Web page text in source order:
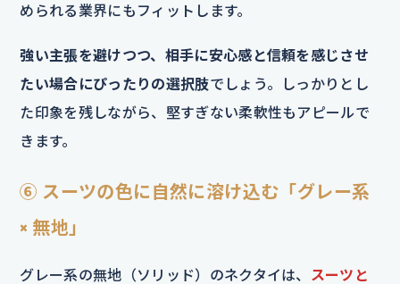
められる業界にもフィットします。
強い主張を避けつつ、相手に安心感と信頼を感じさせ
たい場合にぴったりの選択肢でしょう。しっかりとし
た印象を残しながら、堅すぎない柔軟性もアピールで
きます。
⑥ スーツの色に自然に溶け込む「グレー系
× 無地」
グレー系の無地（ソリッド）のネクタイは、
スーツと